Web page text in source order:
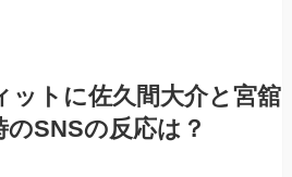
ットに佐久間大介と宮舘
SNSの反応は？